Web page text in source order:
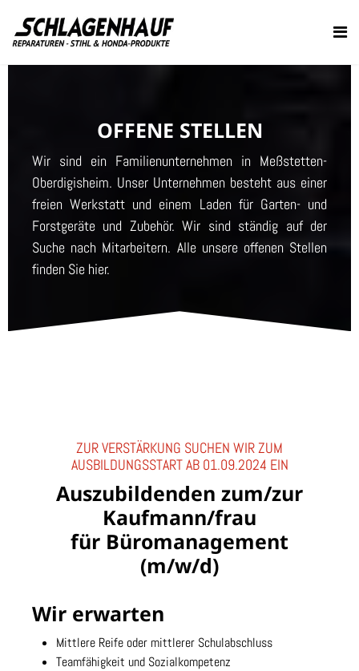
OFFENE STELLEN
Wir sind ein Familienunternehmen in Meßstetten-
Oberdigisheim. Unser Unternehmen besteht aus einer
freien Werkstatt und einem Laden für Garten- und
Forstgeräte und Zubehör. Wir sind ständig auf der
Suche nach Mitarbeitern. Alle unsere offenen Stellen
finden Sie hier.
ZUR VERSTÄRKUNG SUCHEN WIR ZUM
AUSBILDUNGSSTART AB 01.09.2024 EIN
Auszubildenden zum/zur
Kaufmann/frau
für Büromanagement
(m/w/d)
Wir erwarten
Mittlere Reife oder mittlerer Schulabschluss
Teamfähigkeit und Sozialkompetenz